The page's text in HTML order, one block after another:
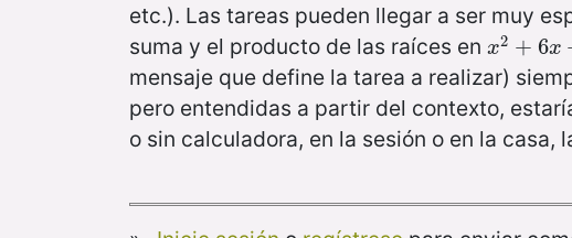
etc.). Las tareas pueden llegar a ser muy
suma y el producto de las raíces en x2 + 6x
x2 +6x+
mensaje que define la tarea a realizar)
pero entendidas a partir del contexto,
o sin calculadora, en la sesión o en la casa,